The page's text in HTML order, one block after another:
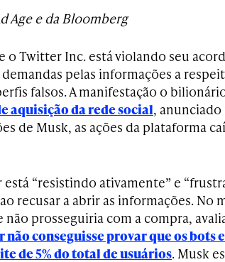
Age e da Bloomberg
o Twitter Inc. está violando seu
pelas informações a
falsos. A manifestação o
aquisição da rede social,
de Musk, as ações da plataforma
“resistindo ativamente” e
recusar a abrir as informações. No
prosseguiria com a compra,
conseguisse provar que os bots
de 5% do total de usuários. Musk